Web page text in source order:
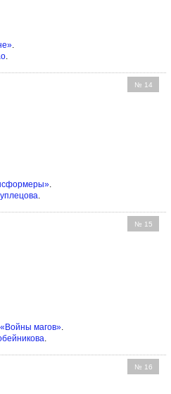
№ 14
.
.
№ 15
«Войны магов».
.
№ 16